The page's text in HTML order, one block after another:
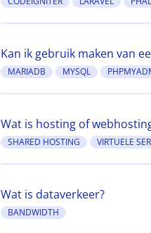
Kan ik gebruik maken van
MARIADB MYSQL
Wat is hosting of
SHARED HOSTING VIRTUELE
Wat is dataverkeer?
BANDWIDTH